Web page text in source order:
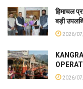
हिमाचल
बड़ी
2026/
2026/